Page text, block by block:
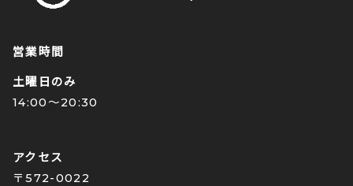
営業時間
土曜日のみ
14:00〜20:30
アクセス
〒572-0022